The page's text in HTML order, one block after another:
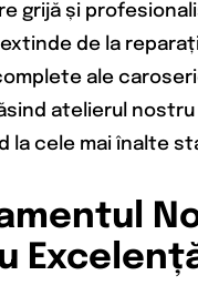
grijă și
de la
ale
atelierul nostru
la cele mai înalte